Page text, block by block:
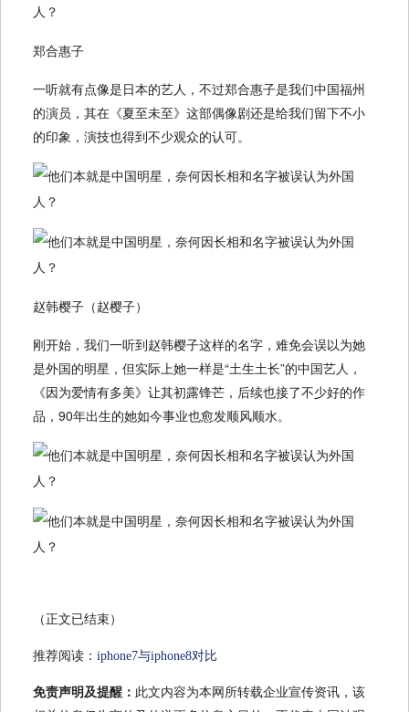
郑合惠子
一听就有点像是日本的艺人，不过郑合惠子是我们中国福州
的演员，其在《夏至未至》这部偶像剧还是给我们留下不小
的印象，演技也得到不少观众的认可。
赵韩樱子（赵樱子）
刚开始，我们一听到赵韩樱子这样的名字，难免会误以为她
是外国的明星，但实际上她一样是“土生土长”的中国艺人，
《因为爱情有多美》让其初露锋芒，后续也接了不少好的作
品，90年出生的她如今事业也愈发顺风顺水。
（正文已结束）
推荐阅读： iphone7与iphone8对比
免责声明及提醒： 此文内容为本网所转载企业宣传资讯，该